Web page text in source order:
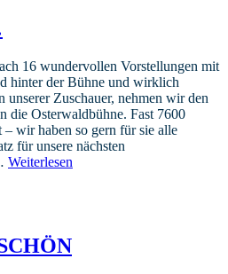
16 wundervollen Vorstellungen mit
hinter der Bühne und wirklich
unserer Zuschauer, nehmen wir den
die Osterwaldbühne. Fast 7600
– wir haben so gern für sie alle
für unsere nächsten
Weiterlesen